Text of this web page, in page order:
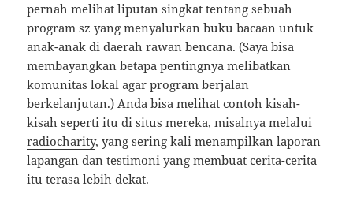
pernah melihat liputan singkat tentang sebuah
program sz yang menyalurkan buku bacaan untuk
anak-anak di daerah rawan bencana. (Saya bisa
membayangkan betapa pentingnya melibatkan
komunitas lokal agar program berjalan
berkelanjutan.) Anda bisa melihat contoh kisah-
kisah seperti itu di situs mereka, misalnya melalui
radiocharity, yang sering kali menampilkan laporan
lapangan dan testimoni yang membuat cerita-cerita
itu terasa lebih dekat.